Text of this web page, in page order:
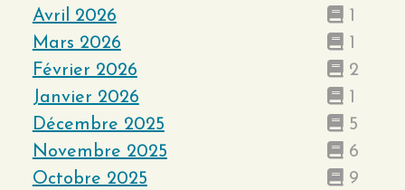
Avril 2026
1
Mars 2026
1
Février 2026
2
Janvier 2026
1
Décembre 2025
5
Novembre 2025
6
Octobre 2025
9